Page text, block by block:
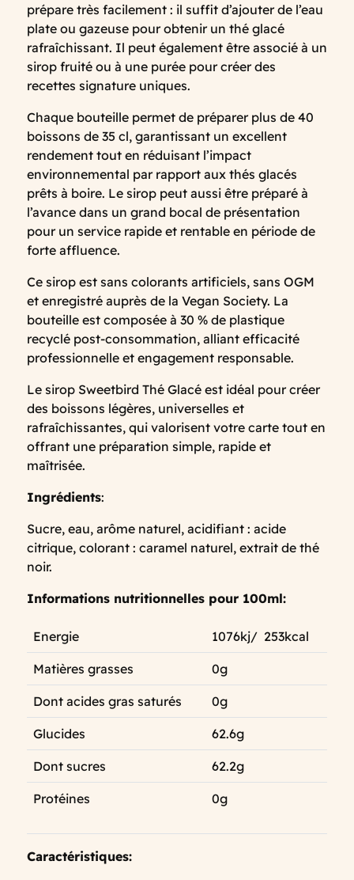
prépare très facilement : il suffit d’ajouter de l’eau
plate ou gazeuse pour obtenir un thé glacé
rafraîchissant. Il peut également être associé à un
sirop fruité ou à une purée pour créer des
recettes signature uniques.
Chaque bouteille permet de préparer plus de 40
boissons de 35 cl, garantissant un excellent
rendement tout en réduisant l’impact
environnemental par rapport aux thés glacés
prêts à boire. Le sirop peut aussi être préparé à
l’avance dans un grand bocal de présentation
pour un service rapide et rentable en période de
forte affluence.
Ce sirop est sans colorants artificiels, sans OGM
et enregistré auprès de la Vegan Society. La
bouteille est composée à 30 % de plastique
recyclé post-consommation, alliant efficacité
professionnelle et engagement responsable.
Le sirop Sweetbird Thé Glacé est idéal pour créer
des boissons légères, universelles et
rafraîchissantes, qui valorisent votre carte tout en
offrant une préparation simple, rapide et
maîtrisée.
Ingrédients:
Sucre, eau, arôme naturel, acidifiant : acide
citrique, colorant : caramel naturel, extrait de thé
noir.
Informations nutritionnelles pour 100ml:
Energie 1076kj/ 253kcal
Matières grasses 0g
Dont acides gras saturés 0g
Glucides 62.6g
Dont sucres 62.2g
Protéines 0g
Caractéristiques: